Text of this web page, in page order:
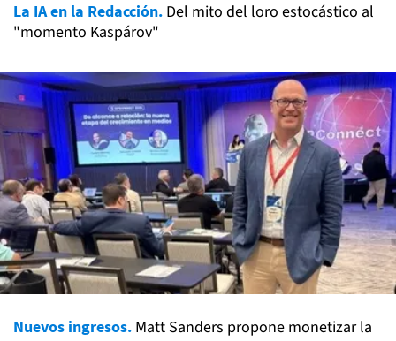
La IA en la Redacción. Del mito del loro estocástico al
"momento Kaspárov"
Nuevos ingresos. Matt Sanders propone monetizar la